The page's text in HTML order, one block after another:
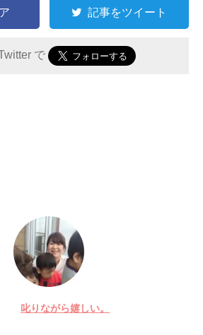
記事をツイート
で
叱りながら嬉しい。